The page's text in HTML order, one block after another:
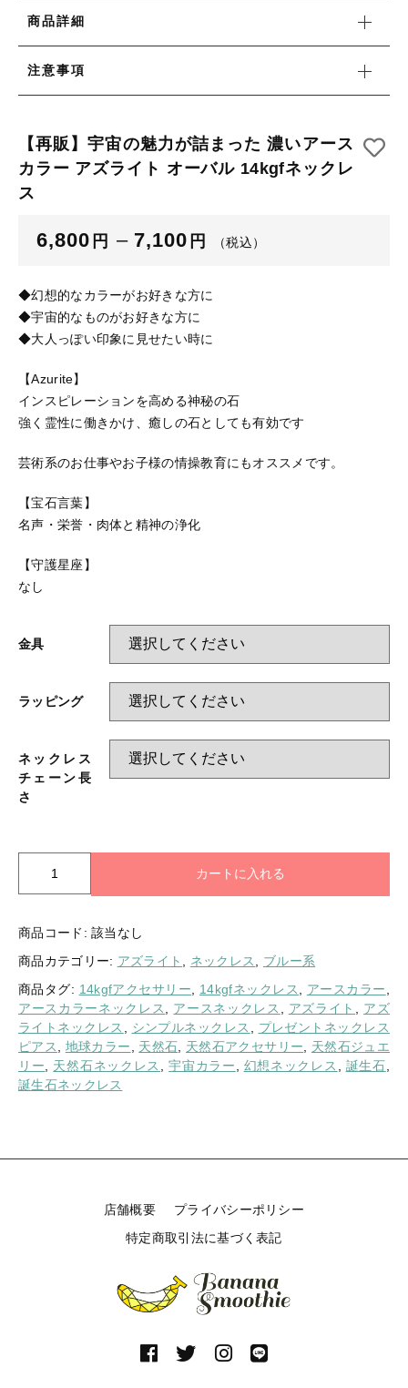
商品詳細
注意事項
【再販】宇宙の魅力が詰まった 濃いアース
カラー アズライト オーバル 14kgfネックレ
ス
6,800 円 – 7,100 円 （税込）
◆幻想的なカラーがお好きな方に
◆宇宙的なものがお好きな方に
◆大人っぽい印象に見せたい時に
【Azurite】
インスピレーションを高める神秘の石
強く霊性に働きかけ、癒しの石としても有効です
芸術系のお仕事やお子様の情操教育にもオススメです。
【宝石言葉】
名声・栄誉・肉体と精神の浄化
【守護星座】
なし
金具
ラッピング
ネックレス
チェーン長
さ
再
】
宙
の
魅
力
が
詰
ま
い
カートに入れる
商品コード:該当なし
商品カテゴリー: アズライト , ネックレス, ブルー系
商品タグ: 14kgfアクセサリー, 14kgfネックレス, アースカラー,
アースカラーネックレス, アースネックレス , アズライト , アズ
ライトネックレス , シンプルネックレス , プレゼントネックレス
ピアス, 地球カラー, 天然石, 天然石アクセサリー, 天然石ジュエ
リー, 天然石ネックレス ,宇宙カラー, 幻想ネックレス , 誕生石,
誕生石ネックレス
店舗概要
プライバシーポリシー
特定商取引法に基づく表記
セール
お知らせ
ご利用ガイド
ログイン